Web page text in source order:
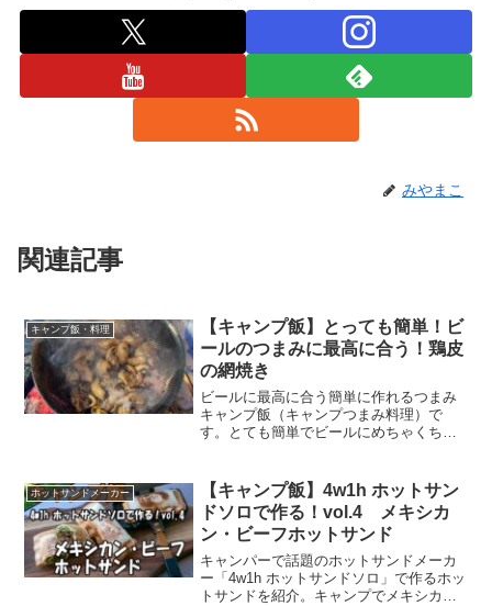
みやまこ
関連記事
キャンプ飯・料理
【キャンプ飯】とっても簡単！ビ
ールのつまみに最高に合う！鶏皮
の網焼き
ビールに最高に合う簡単に作れるつまみ
キャンプ飯（キャンプつまみ料理）で
す。とても簡単でビールにめちゃくちゃ
ールのつまみに最高に合う！！鶏皮の網
焼き」を紹介します。
ホットサンドメーカー
【キャンプ飯】4w1h ホットサン
ドソロで作る！vol.4 メキシカ
ン・ビーフホットサンド
キャンパーで話題のホットサンドメーカ
ー「4w1h ホットサンドソロ」で作るホッ
トサンドを紹介。キャンプでメキシカン